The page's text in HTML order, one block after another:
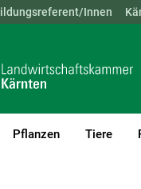
BGLD KTN
Innen
Pflanzen Tiere